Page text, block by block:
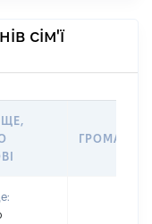
сім'ї